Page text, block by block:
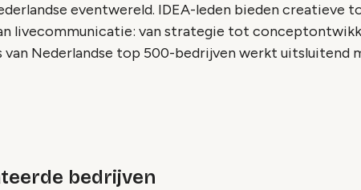
eventwereld. IDEA-leden bieden creatieve
livecommunicatie: van strategie tot
van Nederlandse top 500-bedrijven werkt uitsluitend
bedrijven